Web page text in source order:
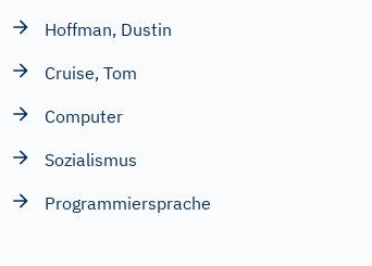
Hoffman, Dustin
Cruise, Tom
Computer
Sozialismus
Programmiersprache